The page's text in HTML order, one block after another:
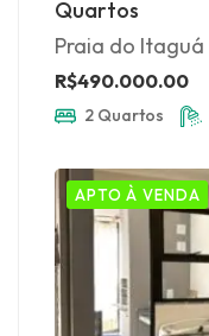
Quartos
Praia do Itaguá
R$490.000.00
2 Quartos
APTO À VENDA